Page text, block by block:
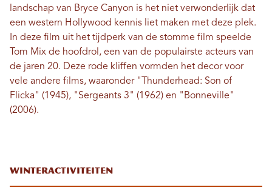
landschap van Bryce Canyon is het niet verwonderlijk dat
een western Hollywood kennis liet maken met deze plek.
In deze film uit het tijdperk van de stomme film speelde
Tom Mix de hoofdrol, een van de populairste acteurs van
de jaren 20. Deze rode kliffen vormden het decor voor
vele andere films, waaronder "Thunderhead: Son of
Flicka" (1945), "Sergeants 3" (1962) en "Bonneville"
(2006).
Winteractiviteiten